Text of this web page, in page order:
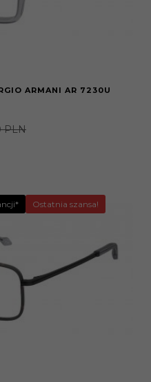
ARMANI AR 7230U
PLN
Ostatnia szansa!